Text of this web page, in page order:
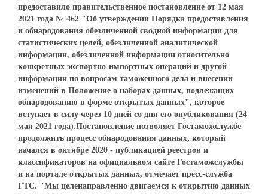
предоставило правительственное постановление от 12 мая
2021 года № 462 "Об утверждении Порядка предоставления
и обнародования обезличенной сводной информации для
статистических целей, обезличенной аналитической
информации, обезличенной информации относительно
конкретных экспортно-импортных операций и другой
информации по вопросам таможенного дела и внесении
изменений в Положение о наборах данных, подлежащих
обнародованию в форме открытых данных", которое
вступает в силу через 10 дней со дня его опубликования (24
мая 2021 года).Постановление позволяет Гостаможслужбе
продолжить процесс обнародования данных, который
начался в октябре 2020 - публикацией реестров и
классификаторов на официальном сайте Гостаможслужбы
и на портале открытых данных, отмечает пресс-служба
ГТС. "Мы целенаправленно двигаемся к открытию данных